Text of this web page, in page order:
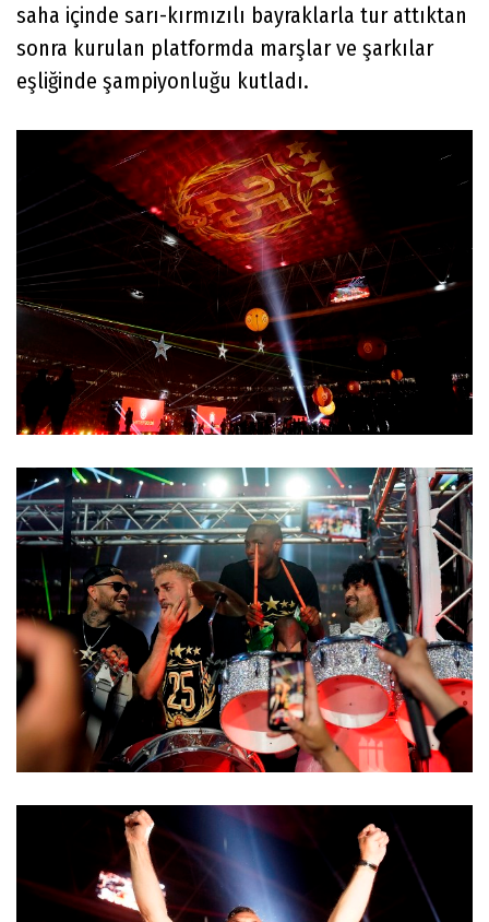
saha içinde sarı-kırmızılı bayraklarla tur attıktan
sonra kurulan platformda marşlar ve şarkılar
eşliğinde şampiyonluğu kutladı.